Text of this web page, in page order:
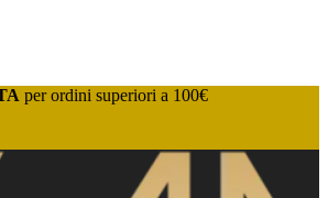
per ordini superiori a 100€